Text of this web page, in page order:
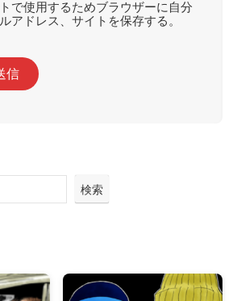
で使用するためブラウザーに自分
アドレス、サイトを保存する。
検索